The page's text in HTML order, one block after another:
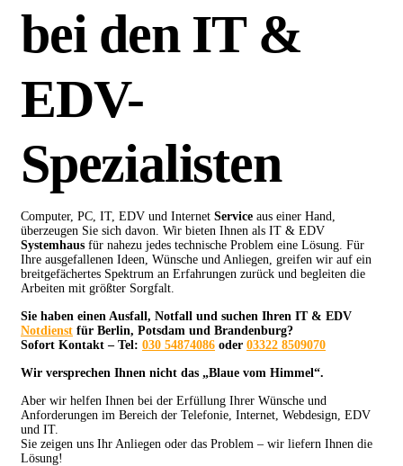
bei den IT &
EDV-
Spezialisten
Computer, PC, IT, EDV und Internet Service aus einer Hand,
überzeugen Sie sich davon. Wir bieten Ihnen als IT & EDV
Systemhaus für nahezu jedes technische Problem eine Lösung. Für
Ihre ausgefallenen Ideen, Wünsche und Anliegen, greifen wir auf ein
breitgefächertes Spektrum an Erfahrungen zurück und begleiten die
Arbeiten mit größter Sorgfalt.
Sie haben einen Ausfall, Notfall und suchen Ihren IT & EDV
Notdienst für Berlin, Potsdam und Brandenburg?
Sofort Kontakt – Tel: 030 54874086 oder 03322 8509070
Wir versprechen Ihnen nicht das „Blaue vom Himmel“.
Aber wir helfen Ihnen bei der Erfüllung Ihrer Wünsche und
Anforderungen im Bereich der Telefonie, Internet, Webdesign, EDV
und IT.
Sie zeigen uns Ihr Anliegen oder das Problem – wir liefern Ihnen die
Lösung!